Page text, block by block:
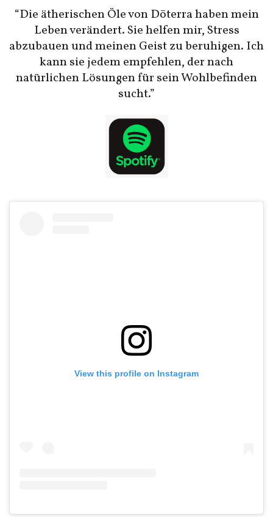
“Die ätherischen Öle von Dōterra haben mein
Leben verändert. Sie helfen mir, Stress
abzubauen und meinen Geist zu beruhigen. Ich
kann sie jedem empfehlen, der nach
natürlichen Lösungen für sein Wohlbefinden
sucht.”
View this profile on Instagram